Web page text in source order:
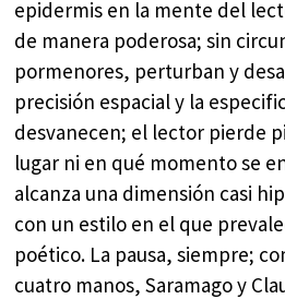
epidermis en la mente del
de manera poderosa; sin
pormenores, perturban y
precisión espacial y la
desvanecen; el lector pierde
lugar ni en qué momento se
alcanza una dimensión casi
con un estilo en el que
poético. La pausa, siempre;
cuatro manos, Saramago y